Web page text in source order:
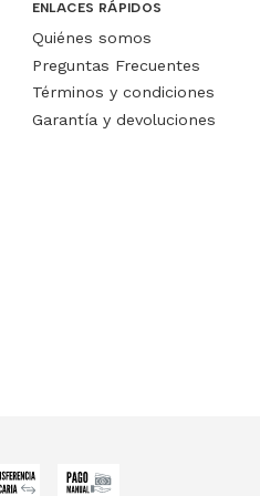
ENLACES RÁPIDOS
Quiénes somos
Preguntas Frecuentes
Términos y condiciones
Garantía y devoluciones